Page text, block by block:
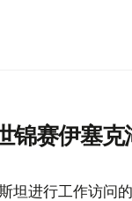
锦赛伊塞
坦进行工作访问